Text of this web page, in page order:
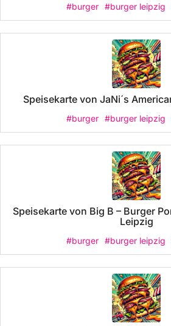
#burger #burger leipzig
Speisekarte von JaNi´s
#burger #burger leipzig
Speisekarte von Big B – Burger
Leipzig
#burger #burger leipzig